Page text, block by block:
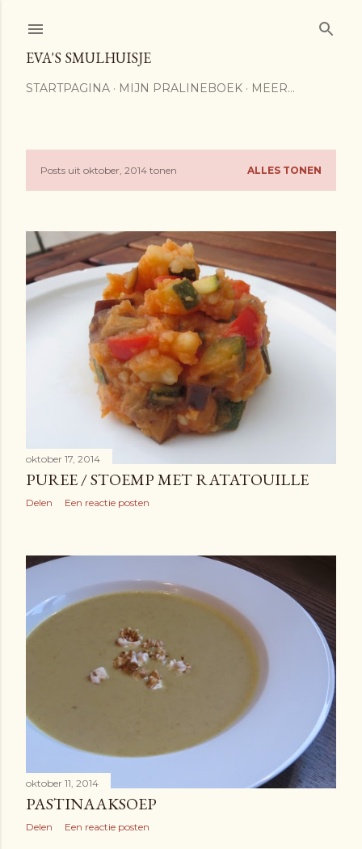
EVA'S SMULHUISJE
STARTPAGINA MIJN PRALINEBOEK MEER…
P
s
t
s
Posts uit oktober, 2014 tonen ALLES TONEN
oktober 17, 2014
PUREE / STOEMP MET RATATOUILLE
Delen Een reactie posten
oktober 11, 2014
PASTINAAKSOEP
Delen Een reactie posten